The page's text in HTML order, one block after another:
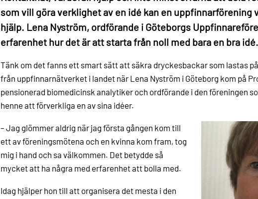
som vill göra verklighet av en idé kan en uppfinnarförening
hjälp. Lena Nyström, ordförande i Göteborgs
erfarenhet hur det är att starta från noll med bara en bra idé.
Tänk om det fanns ett smart sätt att säkra dryckesbackar som lastas
från uppfinnarnätverket i landet när Lena Nyström i Göteborg kom på
pensionerad biomedicinsk analytiker och ordförande i den föreningen
henne att förverkliga en av sina idéer.
– Jag glömmer aldrig när jag första gången kom till
ett av föreningsmötena och en kvinna kom fram, tog
mig i hand och sa välkommen. Det betydde så
mycket att ha några med erfarenhet att bolla med.
Idag hjälper hon till att organisera det mesta i den